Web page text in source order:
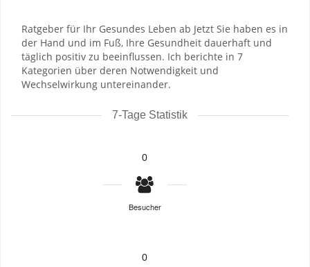
Ratgeber für Ihr Gesundes Leben ab Jetzt Sie haben es in
der Hand und im Fuß, Ihre Gesundheit dauerhaft und
täglich positiv zu beeinflussen. Ich berichte in 7
Kategorien über deren Notwendigkeit und
Wechselwirkung untereinander.
7-Tage Statistik
0
Besucher
0